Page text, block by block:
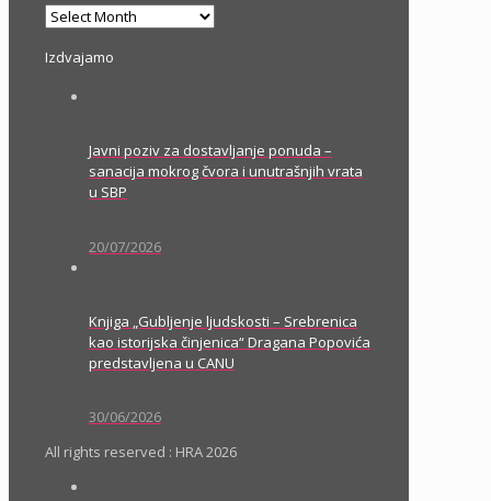
Arhiva
Izdvajamo
Javni poziv za dostavljanje ponuda –
sanacija mokrog čvora i unutrašnjih vrata
u SBP
20/07/2026
Knjiga „Gubljenje ljudskosti – Srebrenica
kao istorijska činjenica“ Dragana Popovića
predstavljena u CANU
30/06/2026
All rights reserved : HRA 2026